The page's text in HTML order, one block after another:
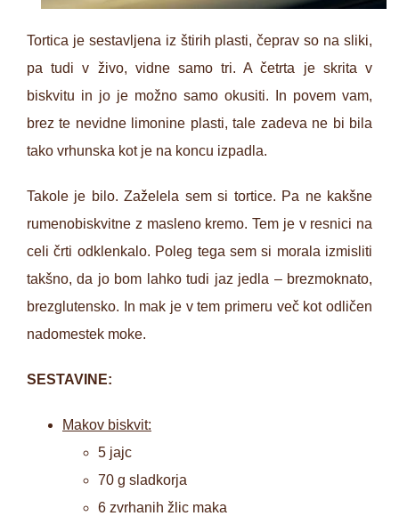
Tortica je sestavljena iz štirih plasti, čeprav so na sliki,
pa tudi v živo, vidne samo tri. A četrta je skrita v
biskvitu in jo je možno samo okusiti. In povem vam,
brez te nevidne limonine plasti, tale zadeva ne bi bila
tako vrhunska kot je na koncu izpadla.
Takole je bilo. Zaželela sem si tortice. Pa ne kakšne
rumenobiskvitne z masleno kremo. Tem je v resnici na
celi črti odklenkalo. Poleg tega sem si morala izmisliti
takšno, da jo bom lahko tudi jaz jedla – brezmoknato,
brezglutensko. In mak je v tem primeru več kot odličen
nadomestek moke.
SESTAVINE:
Makov biskvit:
5 jajc
70 g sladkorja
6 zvrhanih žlic maka